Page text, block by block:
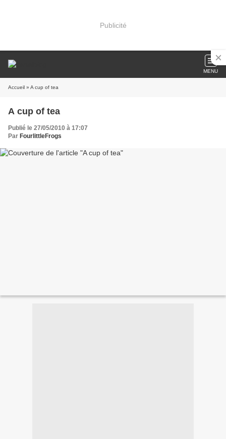
Publicité
MENU
Accueil » A cup of tea
A cup of tea
Publié le 27/05/2010 à 17:07
Par FourlittleFrogs